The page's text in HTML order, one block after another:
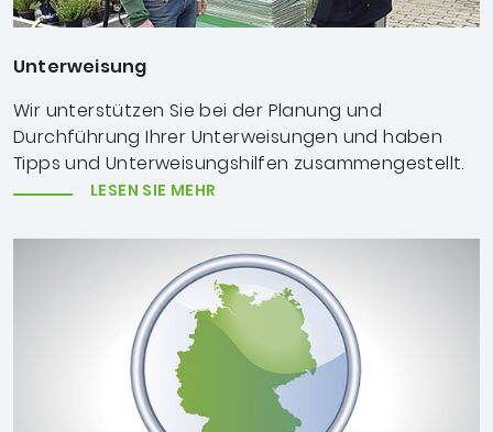
Unterweisung
Wir unterstützen Sie bei der Planung und
Durchführung Ihrer Unterweisungen und haben
Tipps und Unterweisungshilfen zusammengestellt.
LESEN SIE MEHR